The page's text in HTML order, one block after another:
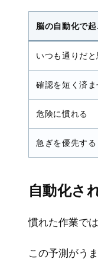
脳の自動化で
いつも通りだ
確認を短く済ま
危険に慣れる
急ぎを優先する
自動化さ
慣れた作業で
この予測がう